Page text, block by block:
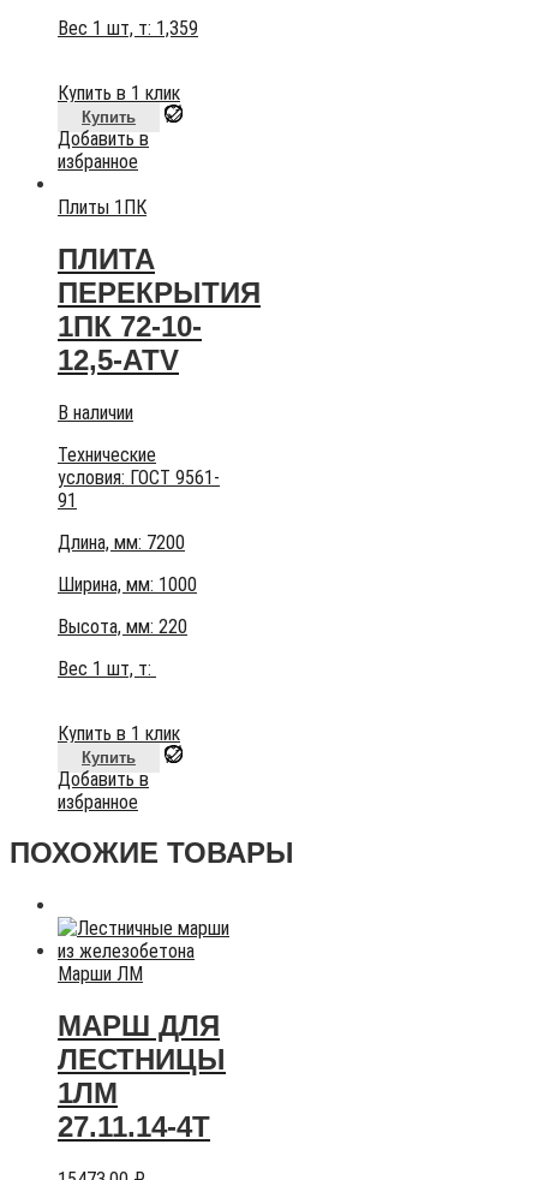
Вес 1 шт, т: 1,359
Купить в 1 клик
Купить
Добавить в
избранное
Плиты 1ПК
ПЛИТА
ПЕРЕКРЫТИЯ
1ПК 72-10-
12,5-АТV
В наличии
Технические
условия: ГОСТ 9561-
91
Длина, мм: 7200
Ширина, мм: 1000
Высота, мм: 220
Вес 1 шт, т:
Купить в 1 клик
Купить
Добавить в
избранное
ПОХОЖИЕ ТОВАРЫ
Марши ЛМ
МАРШ ДЛЯ
ЛЕСТНИЦЫ
1ЛМ
27.11.14-4Т